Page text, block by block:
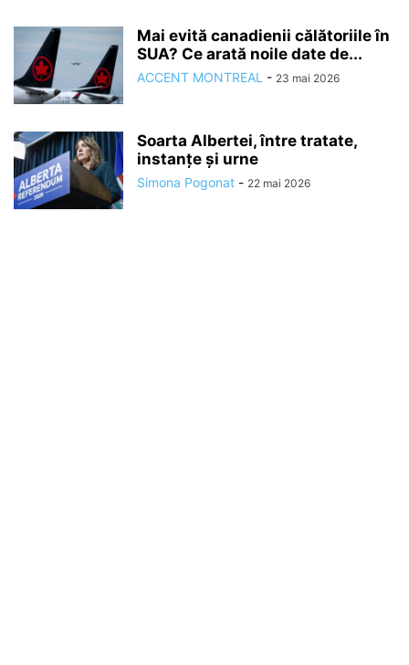
Mai evită canadienii călătoriile în
SUA? Ce arată noile date de...
ACCENT MONTREAL - 23 mai 2026
Soarta Albertei, între tratate,
instanțe și urne
Simona Pogonat - 22 mai 2026